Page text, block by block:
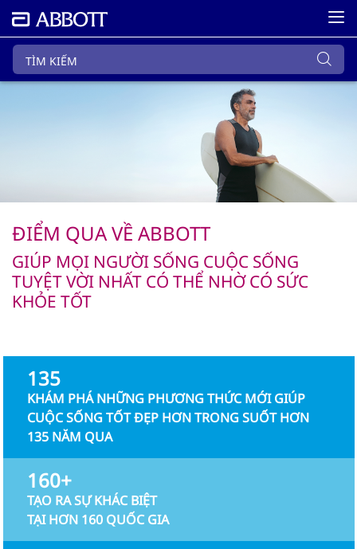
ĐIỂM QUA VỀ ABBOTT
GIÚP MỌI NGƯỜI SỐNG CUỘC SỐNG
TUYỆT VỜI NHẤT CÓ THỂ NHỜ CÓ SỨC
KHỎE TỐT
135
KHÁM PHÁ NHỮNG PHƯƠNG THỨC MỚI GIÚP
CUỘC SỐNG TỐT ĐẸP HƠN TRONG SUỐT HƠN
135 NĂM QUA
160+
TẠO RA SỰ KHÁC BIỆT
TẠI HƠN 160 QUỐC GIA